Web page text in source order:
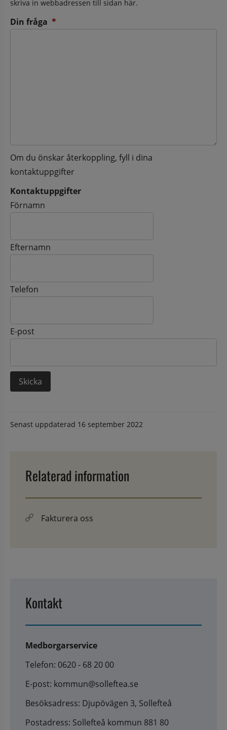
skriva in webbadressen till sidan här.
Din fråga *
Om du önskar återkoppling, fyll i dina
kontaktuppgifter
Kontaktuppgifter
Kontaktuppgifter
Förnamn
Efternamn
Telefon
E-post
Senast uppdaterad 16 september 2022
Relaterad information
Fakturera oss
Kontakt
Medborgarservice
Telefon: 0620 - 68 20 00
E-post: kommun@solleftea.se
Besöksadress: Djupövägen 3, Sollefteå
Postadress: Sollefteå kommun 881 80